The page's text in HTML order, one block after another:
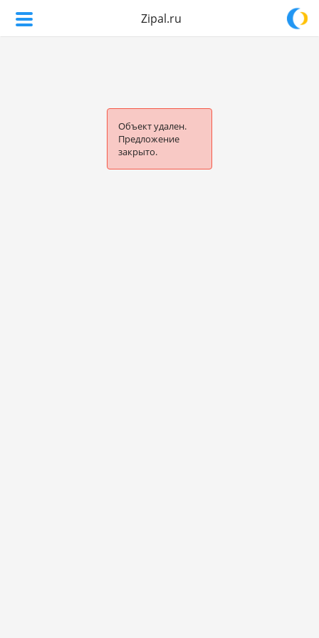
Zipal.ru
Объект удален.
Предложение
закрыто.